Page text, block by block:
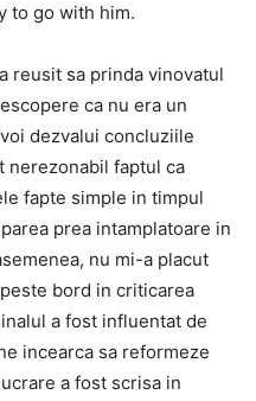
to go with him.
reusit sa prinda vinovatul
ca nu era un
dezvalui concluziile
nerezonabil faptul ca
fapte simple in timpul
prea intamplatoare in
nu mi-a placut
bord in criticarea
a fost influentat de
incearca sa reformeze
a fost scrisa in